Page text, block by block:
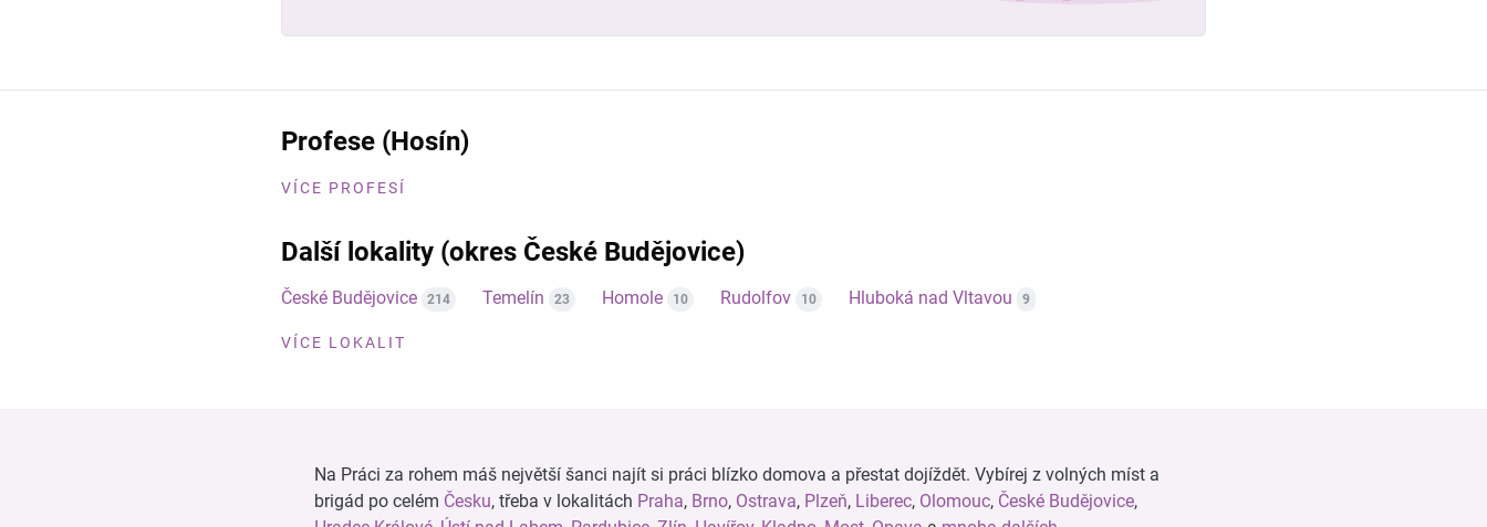
Profese (Hosín)
VÍCE PROFESÍ
Další lokality (okres České Budějovice)
České Budějovice 214 Temelín 23 Homole 10 Rudolfov 10 Hluboká nad Vltavou 9
VÍCE LOKALIT
Na Práci za rohem máš největší šanci najít si práci blízko domova a přestat dojíždět. Vybírej z volných míst a
brigád po celém Česku, třeba v lokalitách Praha, Brno, Ostrava, Plzeň, Liberec, Olomouc, České Budějovice,